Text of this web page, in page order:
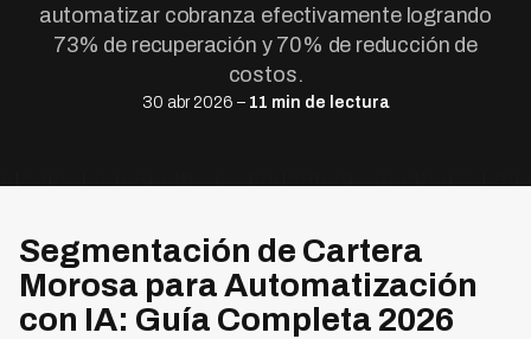
automatizar cobranza efectivamente logrando
73% de recuperación y 70% de reducción de
costos.
30 abr 2026 – 11 min de lectura
Segmentación de Cartera
Morosa para Automatización
con IA: Guía Completa 2026